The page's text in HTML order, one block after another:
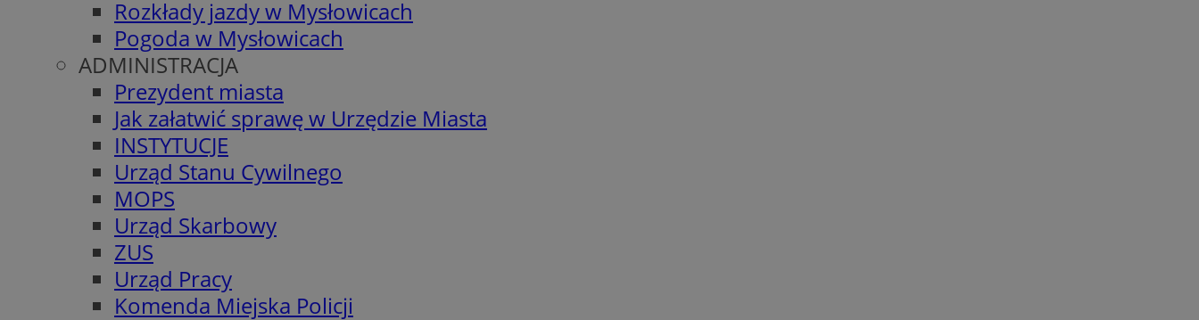
Rozkłady jazdy w Mysłowicach
Pogoda w Mysłowicach
ADMINISTRACJA
Prezydent miasta
Jak załatwić sprawę w Urzędzie Miasta
INSTYTUCJE
Urząd Stanu Cywilnego
MOPS
Urząd Skarbowy
ZUS
Urząd Pracy
Komenda Miejska Policji